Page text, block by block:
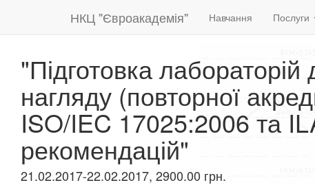
НКЦ "Євроакадемія" Навчання Послуги
"Підготовка
нагляду (повторної
ISO/IEC 17025:2006 та
рекомендацій"
21.02.2017-22.02.2017, 2900.00 грн.